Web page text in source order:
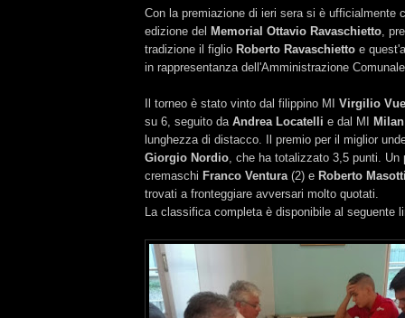
Con la premiazione di ieri sera si è ufficialmente
edizione del Memorial Ottavio Ravaschietto,
tradizione il figlio Roberto Ravaschietto e
in rappresentanza dell'Amministrazione
Il torneo è stato vinto dal filippino MI Virgilio
su 6, seguito da Andrea Locatelli e dal MI
lunghezza di distacco. Il premio per il miglior
Giorgio Nordio, che ha totalizzato 3,5 punti. Un
cremaschi Franco Ventura(2) e Roberto
trovati a fronteggiare avversari molto quotati.
La classifica completa è disponibile al seguente